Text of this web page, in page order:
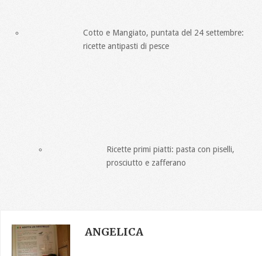
Cotto e Mangiato, puntata del 24 settembre:
ricette antipasti di pesce
Ricette primi piatti: pasta con piselli,
prosciutto e zafferano
ANGELICA